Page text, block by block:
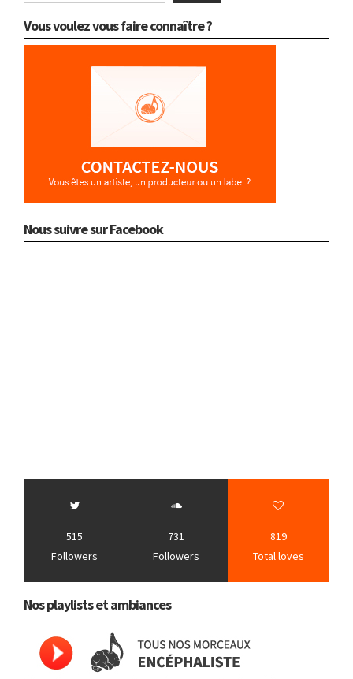
Vous voulez vous faire connaître ?
Nous suivre sur Facebook
515
Followers
731
Followers
819
Total loves
Nos playlists et ambiances